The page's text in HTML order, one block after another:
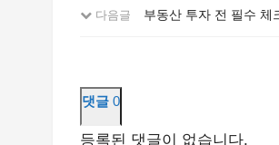
다음글 부동산 투자 전 필수 체
댓글 0
등록된 댓글이 없습니다.